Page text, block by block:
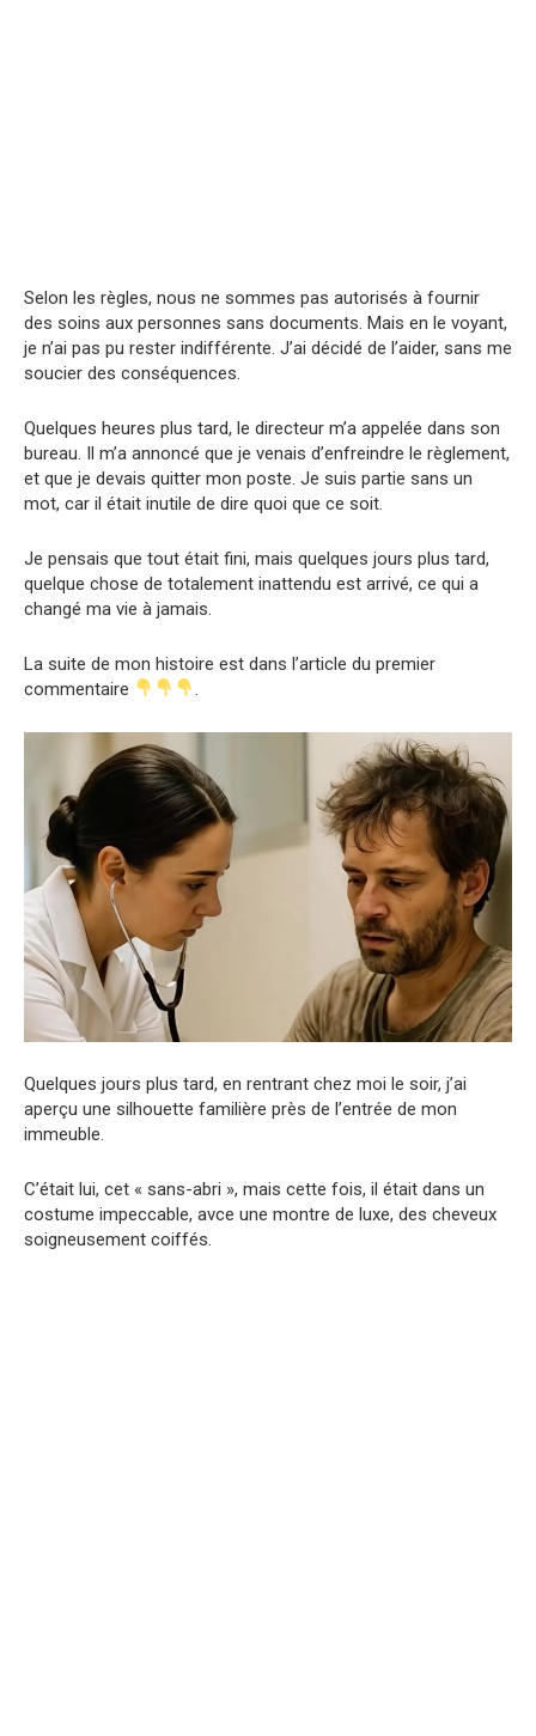
Selon les règles, nous ne sommes pas autorisés à fournir
des soins aux personnes sans documents. Mais en le voyant,
je n’ai pas pu rester indifférente. J’ai décidé de l’aider, sans me
soucier des conséquences.
Quelques heures plus tard, le directeur m’a appelée dans son
bureau. Il m’a annoncé que je venais d’enfreindre le règlement,
et que je devais quitter mon poste. Je suis partie sans un
mot, car il était inutile de dire quoi que ce soit.
Je pensais que tout était fini, mais quelques jours plus tard,
quelque chose de totalement inattendu est arrivé, ce qui a
changé ma vie à jamais.
La suite de mon histoire est dans l’article du premier
commentaire
.
Quelques jours plus tard, en rentrant chez moi le soir, j’ai
aperçu une silhouette familière près de l’entrée de mon
immeuble.
C’était lui, cet « sans-abri », mais cette fois, il était dans un
costume impeccable, avce une montre de luxe, des cheveux
soigneusement coiffés.